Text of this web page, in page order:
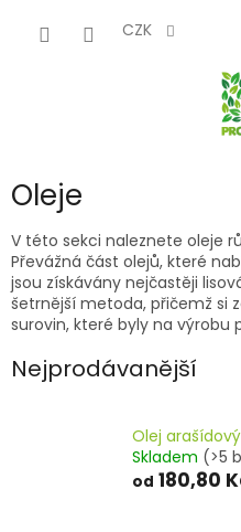
CZK
Oleje
V této sekci naleznete oleje
Převážná část olejů, které
jsou získávány nejčastěji
šetrnější metoda, přičemž si
surovin, které byly na výrobu
Nejprodávanější
Olej arašídový
Skladem (>5
od 180,80